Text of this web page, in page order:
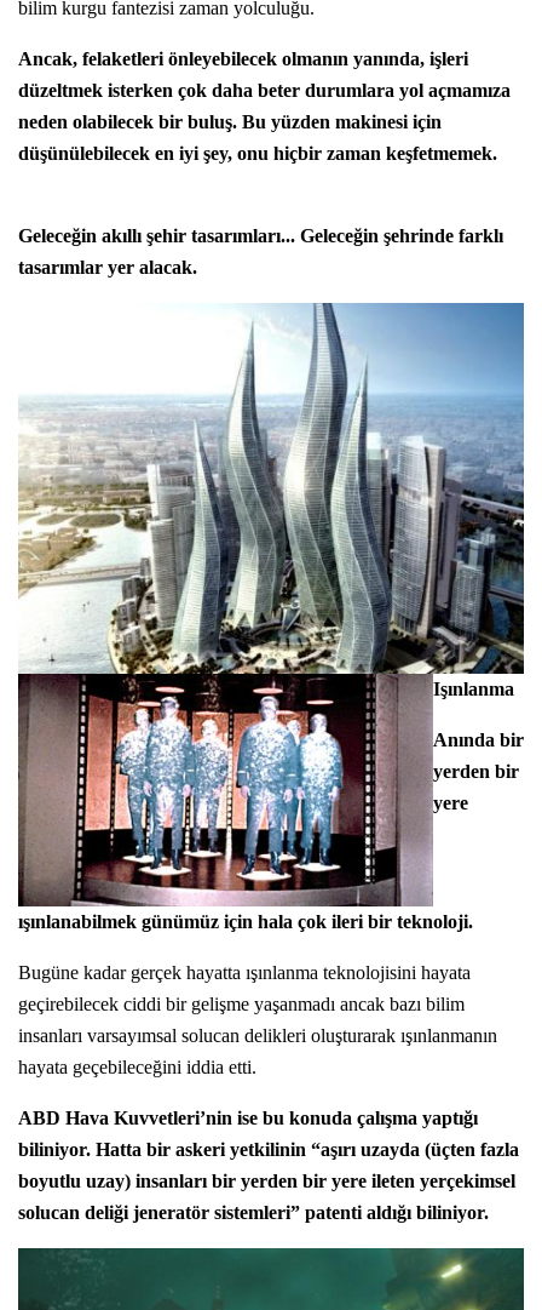
bilim kurgu fantezisi zaman yolculuğu.
Ancak, felaketleri önleyebilecek olmanın yanında, işleri
düzeltmek isterken çok daha beter durumlara yol açmamıza
neden olabilecek bir buluş. Bu yüzden makinesi için
düşünülebilecek en iyi şey, onu hiçbir zaman keşfetmemek.
Geleceğin akıllı şehir tasarımları... Geleceğin şehrinde farklı
tasarımlar yer alacak.
Işınlanma
Anında bir
yerden bir
yere
ışınlanabilmek günümüz için hala çok ileri bir teknoloji.
Bugüne kadar gerçek hayatta ışınlanma teknolojisini hayata
geçirebilecek ciddi bir gelişme yaşanmadı ancak bazı bilim
insanları varsayımsal solucan delikleri oluşturarak ışınlanmanın
hayata geçebileceğini iddia etti.
ABD Hava Kuvvetleri’nin ise bu konuda çalışma yaptığı
biliniyor. Hatta bir askeri yetkilinin “aşırı uzayda (üçten fazla
boyutlu uzay) insanları bir yerden bir yere ileten yerçekimsel
solucan deliği jeneratör sistemleri” patenti aldığı biliniyor.